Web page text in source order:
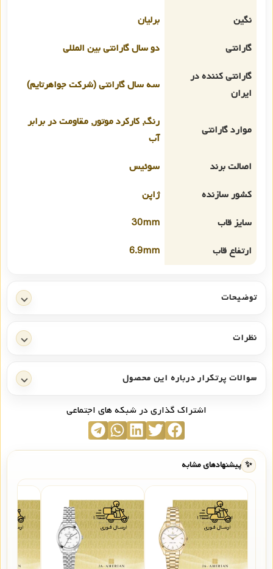
نگین
برلیان
گارانتی
دو سال گارانتی بین المللی
گارانتی کننده در
ایران
سه سال گارانتی (شرکت جواهرتایم)
موارد گارانتی
رنگ, کارکرد موتور, مقاومت در برابر
آب
اصالت برند
سوئیس
کشور سازنده
ژاپن
سایز قاب
30mm
ارتفاع قاب
6.9mm
توضیحات
نظرات
سوالات پرتکرار درباره این محصول
اشتراک گذاری در شبکه های اجتماعی
✨ پیشنهادهای مشابه